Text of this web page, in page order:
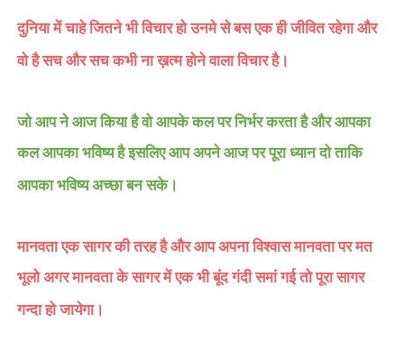
दुनिया में चाहे जितने भी विचार हो उनमे से बस एक ही जीवित रहेगा और
वो है सच और सच कभी ना ख़त्म होने वाला विचार है।
जो आप ने आज किया है वो आपके कल पर निर्भर करता है और आपका
कल आपका भविष्य है इसलिए आप अपने आज पर पूरा ध्यान दो ताकि
आपका भविष्य अच्छा बन सके।
मानवता एक सागर की तरह है और आप अपना विश्वास मानवता पर मत
भूलो अगर मानवता के सागर में एक भी बूंद गंदी समां गई तो पूरा सागर
गन्दा हो जायेगा।